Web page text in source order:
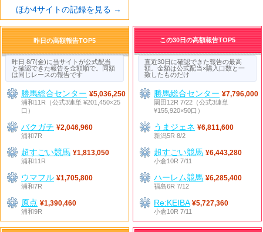
ほか4サイトの記録を見る →
昨日の高額報告TOP5
昨日 8/7(金)に当サイトが公式配当
と確認できた報告を金額順で。同額
は同じレースの報告です
勝馬総合センター ¥5,036,250
浦和11R（公式3連単 ¥201,450×25
口）
バクガチ ¥2,046,960
浦和7R
超すごい競馬 ¥1,813,050
浦和11R
ウマフル ¥1,705,800
浦和7R
原点 ¥1,390,460
浦和9R
この30日の高額報告TOP5
直近30日に確認できた報告の最高
額。金額は公式配当×購入口数と一
致したものだけ
勝馬総合センター ¥7,796,000
園田12R 7/22（公式3連単
¥155,920×50口）
うまジェネ ¥6,811,600
新潟5R 8/2
超すごい競馬 ¥6,443,280
小倉10R 7/11
ハーレム競馬 ¥6,285,400
福島6R 7/12
Re:KEIBA ¥5,727,360
小倉10R 7/11